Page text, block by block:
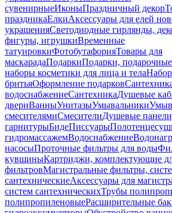
сувенирныеИконыПраздничный декор
праздникаЕлкиАксессуары для елей
украшенияСветодиодные гирлянды,
фигуры, игрушкиВременные
татуировкиФотобутафорияТовары для
маскарадаПодаркиПодарки,
наборы косметики для лица и тела
бритьяОформление подарков
водоснабжениеСантехникаДушевые
двериВанныУнитазыУмывальники
смесителямиСмесителиДушевые
гарнитурыБидеПиссуары
гидромассажемВодоснабжение
насосыПроточные фильтры для воды
кувшиныКартриджи, комплектующие
фильтровМагистральные фильтры,
сантехническиеАксессуары для
систем сантехническихТрубы
полипропиленовыеРасширительные